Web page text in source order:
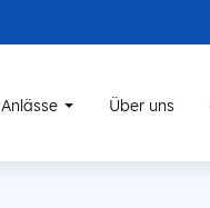
Anlässe Über uns